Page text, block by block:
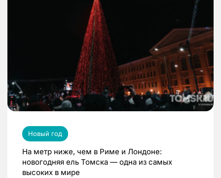
Новый год
На метр ниже, чем в Риме и Лондоне:
новогодняя ель Томска — одна из самых
высоких в мире